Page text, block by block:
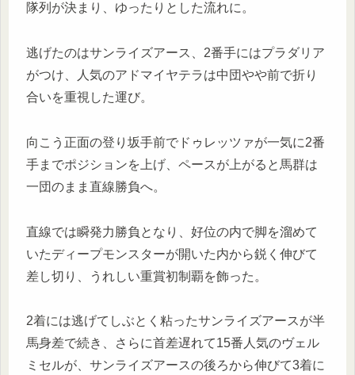
隊列が決まり、ゆったりとした流れに。
逃げたのはサンライズアース、2番手にはプラダリア
がつけ、人気のアドマイヤテラは中団やや前で折り
合いを重視した運び。
向こう正面の登り坂手前でドゥレッツァが一気に2番
手までポジションを上げ、ペースが上がると馬群は
一団のまま直線勝負へ。
直線では瞬発力勝負となり、好位の内で脚を溜めて
いたディープモンスターが開いた内から鋭く伸びて
差し切り、うれしい重賞初制覇を飾った。
2着には逃げてしぶとく粘ったサンライズアースが半
馬身差で続き、さらに首差遅れて15番人気のヴェル
ミセルが、サンライズアースの後ろから伸びて3着に